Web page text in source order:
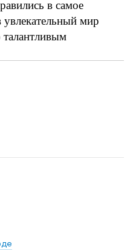
в самое
увлекательный мир
талантливым